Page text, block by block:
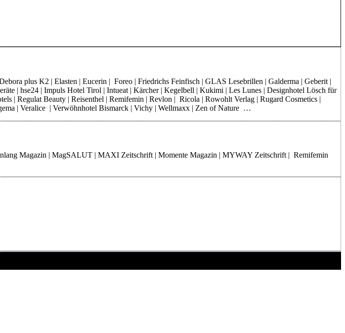
plus K2 | Elasten | Eucerin | Foreo | Friedrichs Feinfisch | GLAS Lesebrillen | Galderma | Geberit |
| hse24 | Impuls Hotel Tirol | Intueat | Kärcher | Kegelbell | Kukimi | Les Lunes | Designhotel Lösch für
| Regulat Beauty | Reisenthel | Remifemin | Revlon | Ricola | Rowohlt Verlag | Rugard Cosmetics |
| Veralice | Verwöhnhotel Bismarck | Vichy | Wellmaxx | Zen of Nature …
Magazin | MagSALUT | MAXI Zeitschrift | Momente Magazin | MYWAY Zeitschrift | Remifemin